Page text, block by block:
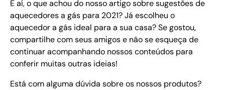
E aí, o que achou do nosso artigo sobre sugestões de
aquecedores a gás para 2021? Já escolheu o
aquecedor a gás ideal para a sua casa? Se gostou,
compartilhe com seus amigos e não se esqueça de
continuar acompanhando nossos conteúdos para
conferir muitas outras ideias!
Está com alguma dúvida sobre os nossos produtos?